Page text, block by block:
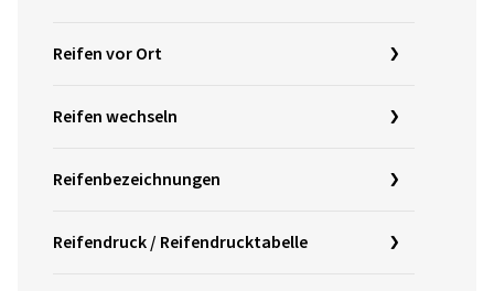
Reifen vor Ort
Reifen wechseln
Reifenbezeichnungen
Reifendruck / Reifendrucktabelle